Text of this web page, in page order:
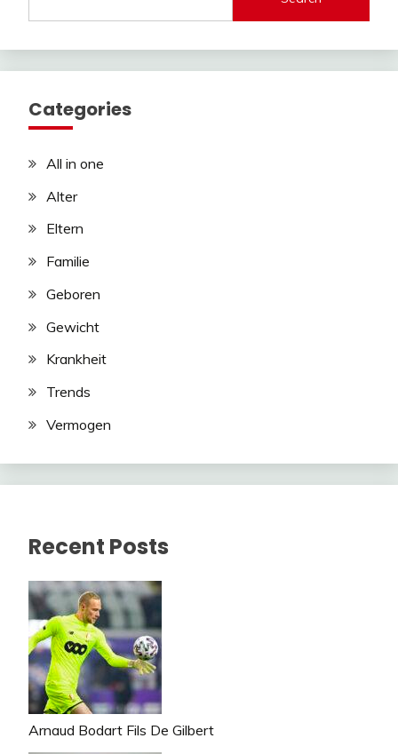
Categories
All in one
Alter
Eltern
Familie
Geboren
Gewicht
Krankheit
Trends
Vermogen
Recent Posts
Arnaud Bodart Fils De Gilbert